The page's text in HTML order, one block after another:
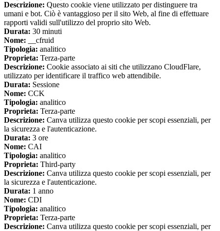
Descrizione: Questo cookie viene utilizzato per distinguere tra
umani e bot. Ciò è vantaggioso per il sito Web, al fine di effettuare
rapporti validi sull'utilizzo del proprio sito Web.
Durata: 30 minuti
Nome: __cfruid
Tipologia: analitico
Proprieta: Terza-parte
Descrizione: Cookie associato ai siti che utilizzano CloudFlare,
utilizzato per identificare il traffico web attendibile.
Durata: Sessione
Nome: CCK
Tipologia: analitico
Proprieta: Terza-parte
Descrizione: Canva utilizza questo cookie per scopi essenziali, per
la sicurezza e l'autenticazione.
Durata: 3 ore
Nome: CAI
Tipologia: analitico
Proprieta: Third-party
Descrizione: Canva utilizza questo cookie per scopi essenziali, per
la sicurezza e l'autenticazione.
Durata: 1 anno
Nome: CDI
Tipologia: analitico
Proprieta: Terza-parte
Descrizione: Canva utilizza questo cookie per scopi essenziali, per